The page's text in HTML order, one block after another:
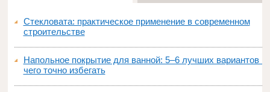
Стекловата: практическое применение в современном
строительстве
Напольное покрытие для ванной: 5–6 лучших вариантов и
чего точно избегать